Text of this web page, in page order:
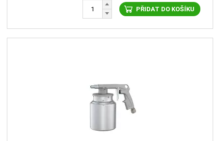
PŘIDAT DO KOŠÍKU